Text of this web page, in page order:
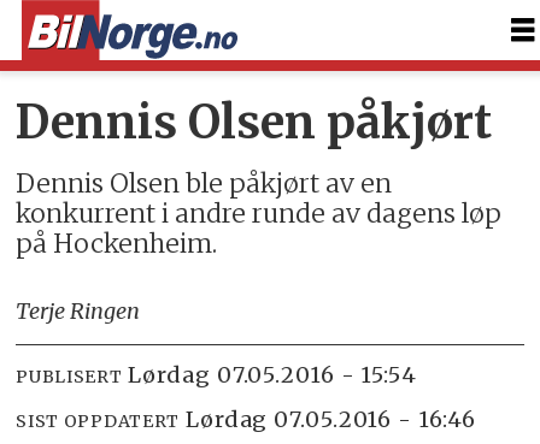
Dennis Olsen påkjørt
Dennis Olsen ble påkjørt av en
konkurrent i andre runde av dagens løp
på Hockenheim.
Terje Ringen
PUBLISERT lørdag 07.05.2016 - 15:54
SIST OPPDATERT lørdag 07.05.2016 - 16:46